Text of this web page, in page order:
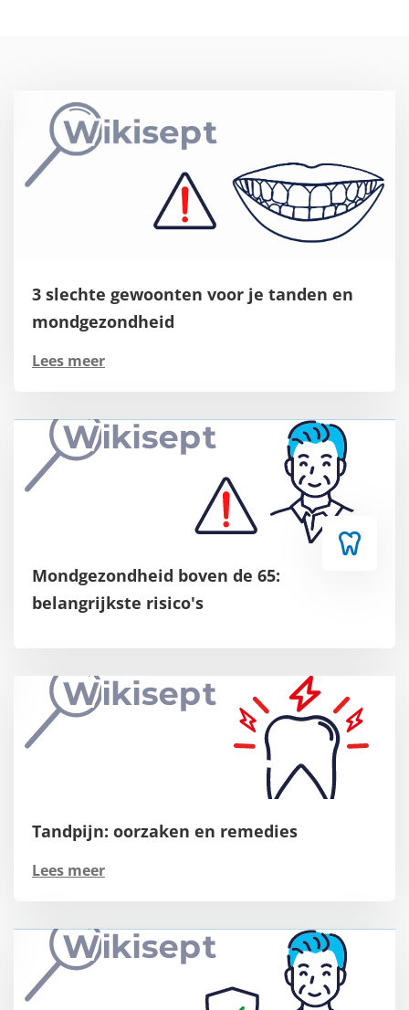
3 slechte gewoonten voor je tanden en
mondgezondheid
Lees meer
Mondgezondheid boven de 65:
belangrijkste risico's
Tandpijn: oorzaken en remedies
Lees meer